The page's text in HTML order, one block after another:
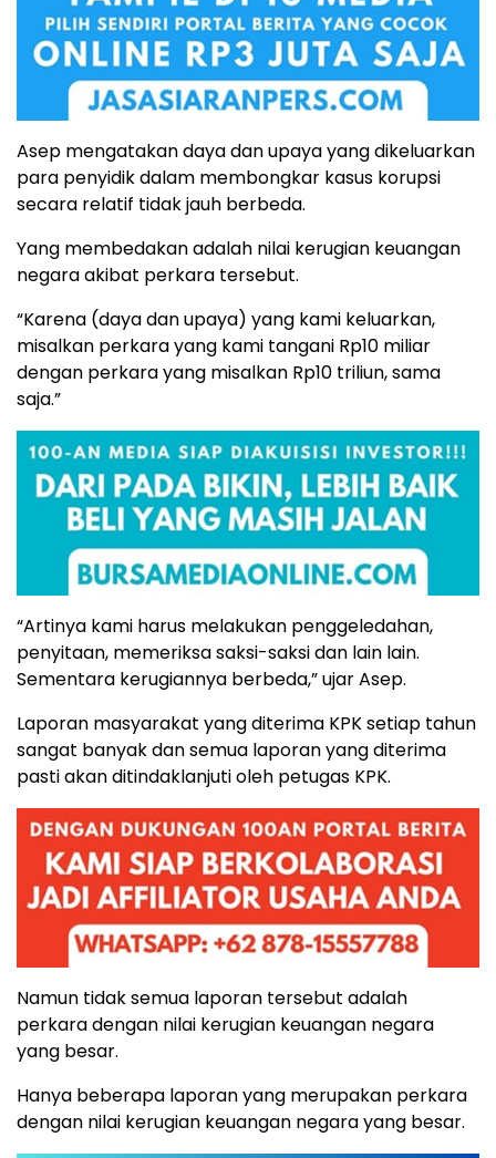
Asep mengatakan daya dan upaya yang dikeluarkan
para penyidik dalam membongkar kasus korupsi
secara relatif tidak jauh berbeda.
Yang membedakan adalah nilai kerugian keuangan
negara akibat perkara tersebut.
“Karena (daya dan upaya) yang kami keluarkan,
misalkan perkara yang kami tangani Rp10 miliar
dengan perkara yang misalkan Rp10 triliun, sama
saja.”
“Artinya kami harus melakukan penggeledahan,
penyitaan, memeriksa saksi-saksi dan lain lain.
Sementara kerugiannya berbeda,” ujar Asep.
Laporan masyarakat yang diterima KPK setiap tahun
sangat banyak dan semua laporan yang diterima
pasti akan ditindaklanjuti oleh petugas KPK.
Namun tidak semua laporan tersebut adalah
perkara dengan nilai kerugian keuangan negara
yang besar.
Hanya beberapa laporan yang merupakan perkara
dengan nilai kerugian keuangan negara yang besar.